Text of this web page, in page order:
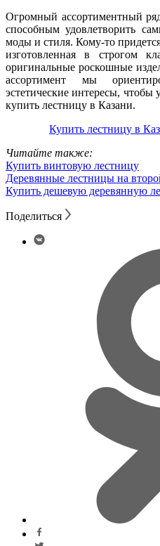
Огромный ассортиментный
способным удовлетворить
моды и стиля. Кому-то
изготовленная в строгом
оригинальные роскошные
ассортимент мы
эстетические интересы, чтобы
купить лестницу в Казани.
Купить лестницу в
Читайте также:
Купить винтовую лестницу
Деревянные лестницы на
Купить дешевую деревянную
Поделиться